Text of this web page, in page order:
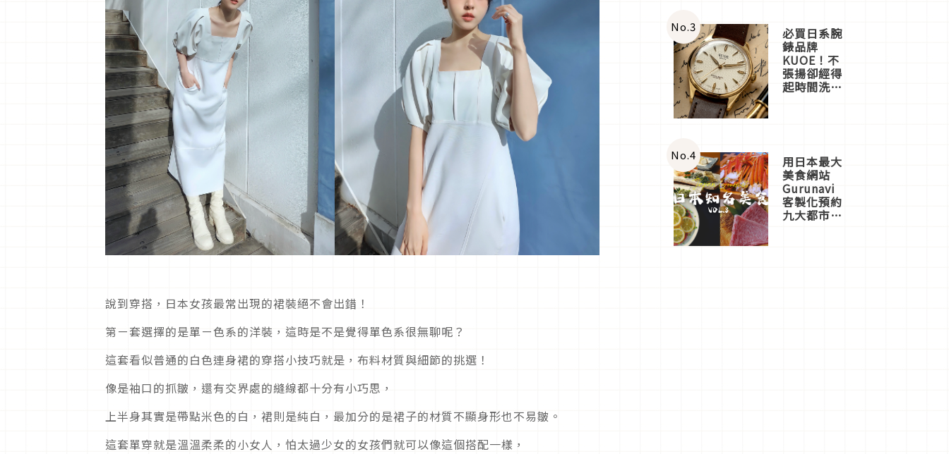
說到穿搭，日本女孩最常出現的裙裝絕不會出錯！
第ㄧ套選擇的是單ㄧ色系的洋裝，這時是不是覺得單色系很無聊呢？
這套看似普通的白色連身裙的穿搭小技巧就是，布料材質與細節的挑選！
像是袖口的抓皺，還有交界處的縫線都十分有小巧思，
上半身其實是帶點米色的白，裙則是純白，最加分的是裙子的材質不顯身形也不易皺。
這套單穿就是溫溫柔柔的小女人，怕太過少女的女孩們就可以像這個搭配一樣，
No.3 必買日系腕
錶品牌
KUOE！不
張揚卻經得
起時間洗鍊
No.4 用日本最大
美食網站
Gurunavi
客製化預約
九大都市餐